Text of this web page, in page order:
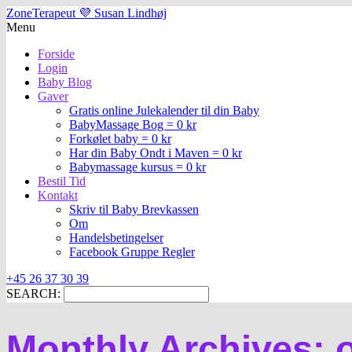
ZoneTerapeut 💜 Susan Lindhøj
Menu
Forside
Login
Baby Blog
Gaver
Gratis online Julekalender til din Baby
BabyMassage Bog = 0 kr
Forkølet baby = 0 kr
Har din Baby Ondt i Maven = 0 kr
Babymassage kursus = 0 kr
Bestil Tid
Kontakt
Skriv til Baby Brevkassen
Om
Handelsbetingelser
Facebook Gruppe Regler
+45 26 37 30 39
SEARCH: